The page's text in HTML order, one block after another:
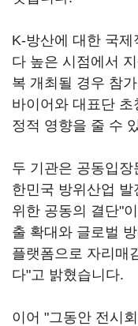
K-방산에 대한 국
다 높은 시점에서
복 개최될 경우 참
바이어와 대표단
정적 영향을 줄 수
두 기관은 공동입장
한민국 방위산업
위한 공동의 결단"
출 확대와 글로벌
플랫폼으로 자리매
다"고 밝혔습니다.
이어 "그동안 전시